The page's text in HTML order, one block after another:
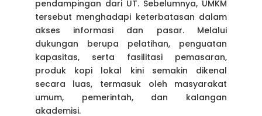
pendampingan dari UT. Sebelumnya, UMKM
tersebut menghadapi keterbatasan dalam
akses informasi dan pasar. Melalui
dukungan berupa pelatihan, penguatan
kapasitas, serta fasilitasi pemasaran,
produk kopi lokal kini semakin dikenal
secara luas, termasuk oleh masyarakat
umum, pemerintah, dan kalangan
akademisi.